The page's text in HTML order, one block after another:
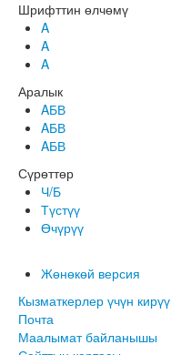
Шрифттин өлчөмү
A
A
A
Аралык
AБВ
AБВ
AБВ
Сүрөттөр
Ч/Б
Түстүү
Өчүрүү
Жөнөкөй версия
Кызматкерлер үчүн кирүү
Почта
Маалымат байланышы